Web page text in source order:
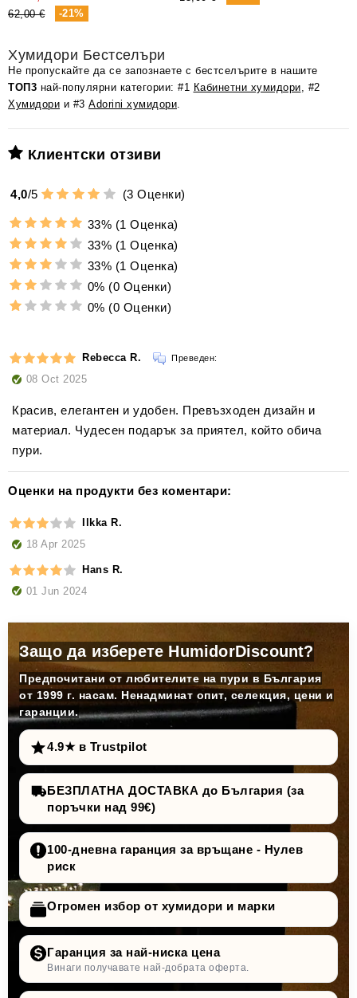
62,00 € -21%
Хумидори Бестселъри
Не пропускайте да се запознаете с бестселърите в нашите
ТОП3 най-популярни категории: #1 Кабинетни хумидори, #2
Хумидори и #3 Adorini хумидори.
Клиентски отзиви
4,0/5 (3 Оценки)
33% (1 Оценка)
33% (1 Оценка)
33% (1 Оценка)
0% (0 Оценки)
0% (0 Оценки)
Rebecca R. Преведен:
08 Oct 2025
Красив, елегантен и удобен. Превъзходен дизайн и
материал. Чудесен подарък за приятел, който обича
пури.
Оценки на продукти без коментари:
Ilkka R.
18 Apr 2025
Hans R.
01 Jun 2024
Защо да изберете HumidorDiscount?
Предпочитани от любителите на пури в България
от 1999 г. насам. Ненадминат опит, селекция, цени и
гаранции.
4.9★ в Trustpilot
БЕЗПЛАТНА ДОСТАВКА до България (за
поръчки над 99€)
100-дневна гаранция за връщане - Нулев
риск
Огромен избор от хумидори и марки
Гаранция за най-ниска цена
Винаги получавате най-добрата оферта.